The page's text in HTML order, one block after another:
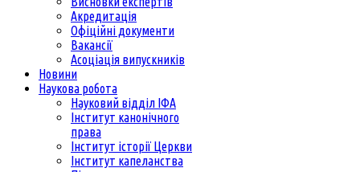
Акредитація
Офіційні документи
Вакансії
Асоціація випускників
Новини
Наукова робота
Науковий відділ ІФА
Інститут канонічного
права
Інститут історії Церкви
Інститут капеланства